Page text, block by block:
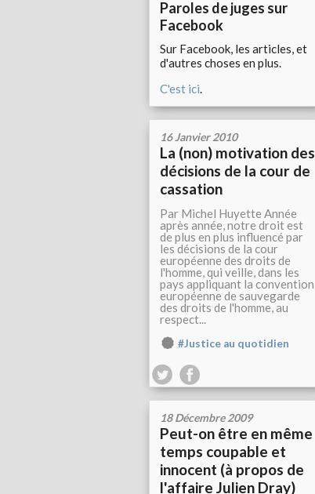
Paroles de juges sur
Facebook
Sur Facebook, les articles, et
d'autres choses en plus.
C'est ici.
16 Janvier 2010
La (non) motivation des
décisions de la cour de
cassation
Par Michel Huyette Année
après année, notre droit est
de plus en plus influencé par
les décisions de la cour
européenne des droits de
l'homme, qui veille, dans les
pays appliquant la convention
européenne de sauvegarde
des droits de l'homme, au
respect...
#Justice au quotidien
18 Décembre 2009
Peut-on être en même
temps coupable et
innocent (à propos de
l'affaire Julien Dray)